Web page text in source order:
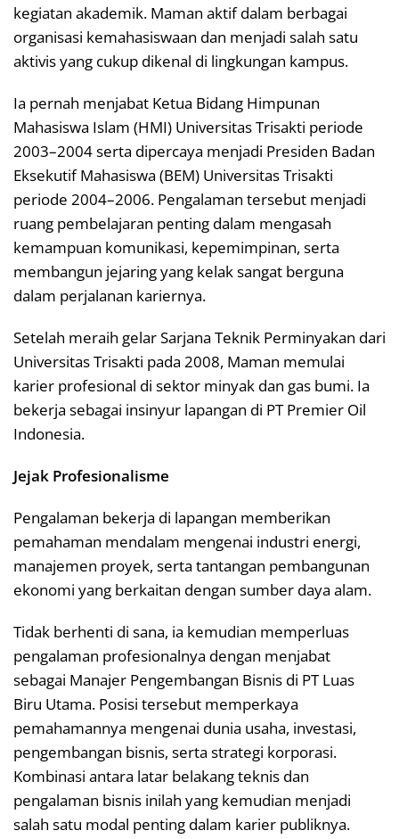
kegiatan akademik. Maman aktif dalam berbagai
organisasi kemahasiswaan dan menjadi salah satu
aktivis yang cukup dikenal di lingkungan kampus.
Ia pernah menjabat Ketua Bidang Himpunan
Mahasiswa Islam (HMI) Universitas Trisakti periode
2003–2004 serta dipercaya menjadi Presiden Badan
Eksekutif Mahasiswa (BEM) Universitas Trisakti
periode 2004–2006. Pengalaman tersebut menjadi
ruang pembelajaran penting dalam mengasah
kemampuan komunikasi, kepemimpinan, serta
membangun jejaring yang kelak sangat berguna
dalam perjalanan kariernya.
Setelah meraih gelar Sarjana Teknik Perminyakan dari
Universitas Trisakti pada 2008, Maman memulai
karier profesional di sektor minyak dan gas bumi. Ia
bekerja sebagai insinyur lapangan di PT Premier Oil
Indonesia.
Jejak Profesionalisme
Pengalaman bekerja di lapangan memberikan
pemahaman mendalam mengenai industri energi,
manajemen proyek, serta tantangan pembangunan
ekonomi yang berkaitan dengan sumber daya alam.
Tidak berhenti di sana, ia kemudian memperluas
pengalaman profesionalnya dengan menjabat
sebagai Manajer Pengembangan Bisnis di PT Luas
Biru Utama. Posisi tersebut memperkaya
pemahamannya mengenai dunia usaha, investasi,
pengembangan bisnis, serta strategi korporasi.
Kombinasi antara latar belakang teknis dan
pengalaman bisnis inilah yang kemudian menjadi
salah satu modal penting dalam karier publiknya.